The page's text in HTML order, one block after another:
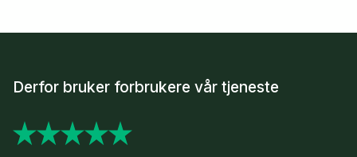
Derfor bruker forbrukere vår tjeneste